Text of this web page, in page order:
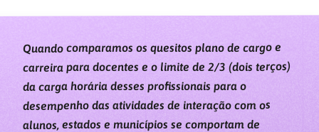
Quando comparamos os quesitos plano de cargo e
carreira para docentes e o limite de 2/3 (dois terços)
da carga horária desses profissionais para o
desempenho das atividades de interação com os
alunos, estados e municípios se comportam de